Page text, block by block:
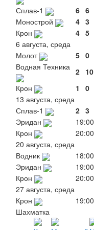
Сплав-1
6 6
Монострой
4 3
Крон
4 5
6 августа, среда
Молот
5 0
Водная Техника 2 10
Крон
1 0
13 августа, среда
Сплав-1
2 3
Эридан
19:00
Крон
20:00
20 августа, среда
Водник
18:00
Эридан
19:00
Крон
20:00
27 августа, среда
Крон
19:00
Шахматка